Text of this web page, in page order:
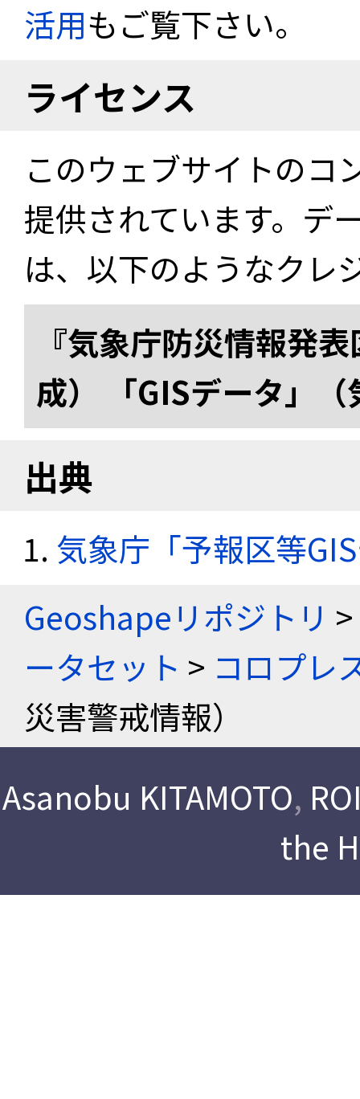
活用もご覧下さい。
ライセンス
このウェブサイトのコ
提供されています。デ
は、以下のようなクレ
『気象庁防災情報発
成） 「GISデータ」
出典
気象庁「予報区等
Geoshapeリポジトリ >
ータセット > コロプレ
災害警戒情報）
Asanobu KITAMOTO,
the